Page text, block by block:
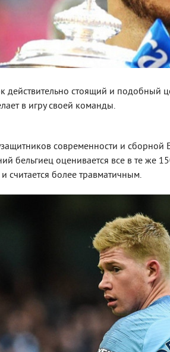
действительно стоящий и подобный
в игру своей команды.
современности и сборной
бельгиец оценивается все в те же
считается более травматичным.